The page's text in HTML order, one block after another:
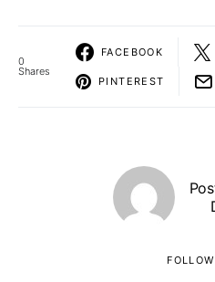
0
Shares
FACEBOOK
PINTEREST
FOLLOW